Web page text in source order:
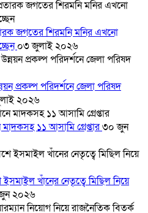
জগতের শিরমনি মনির এখনো
০৩ জুলাই ২০২৬
প্রকল্প পরিদর্শনে জেলা পরিষদ
২০২৬
মাদকসহ ১১ আসামি গ্রেপ্তার৩০ জুন
খাঁনের নেতৃত্বে মিছিল নিয়ে
২০২৬